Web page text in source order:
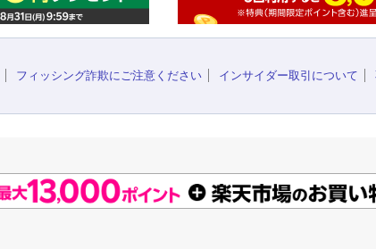
フィッシング詐欺にご注意ください インサイダー取引について